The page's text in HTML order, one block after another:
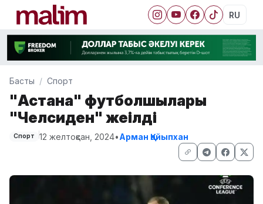
RU
Басты Спорт
"Астана" футболшылары
"Челсиден" жеңілді
Спорт 12 желтоқсан, 2024•Арман Қайыпхан